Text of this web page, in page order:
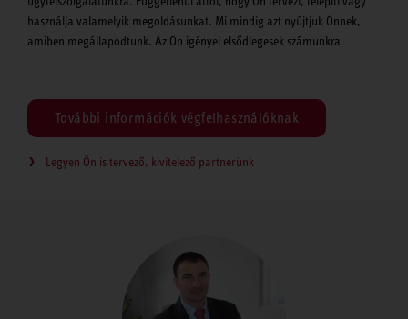
használja valamelyik megoldásunkat. Mi mindig azt nyújtjuk Önnek,
amiben megállapodtunk. Az Ön igényei elsődlegesek számunkra.
További információk végfelhasználóknak
Legyen Ön is tervező, kivitelező partnerünk